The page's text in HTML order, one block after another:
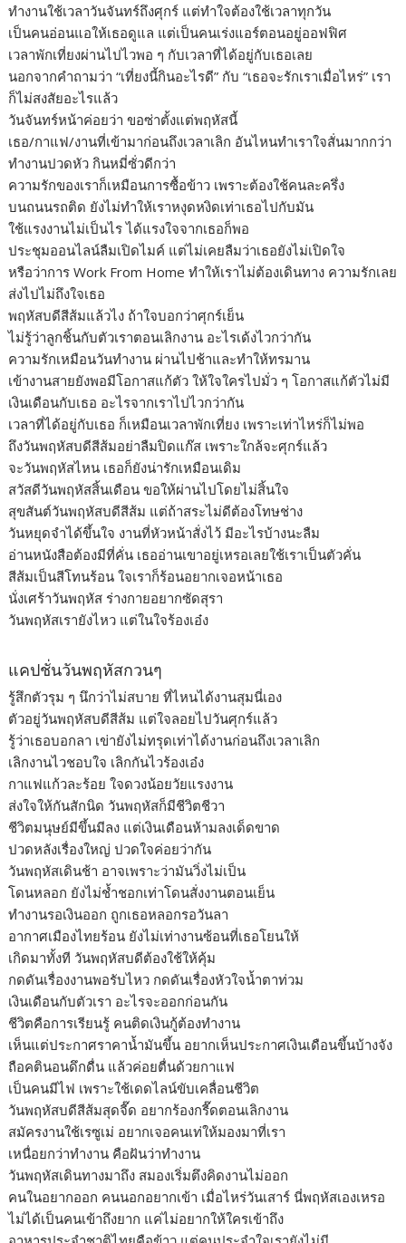
ทำงานใช้เวลาวันจันทร์ถึงศุกร์ แต่ทำใจต้องใช้เวลาทุกวัน
เป็นคนอ่อนแอให้เธอดูแล แต่เป็นคนเร่งแอร์ตอนอยู่ออฟฟิศ
เวลาพักเที่ยงผ่านไปไวพอ ๆ กับเวลาที่ได้อยู่กับเธอเลย
นอกจากคำถามว่า “เที่ยงนี้กินอะไรดี” กับ “เธอจะรักเราเมื่อไหร่” เรา
ก็ไม่สงสัยอะไรแล้ว
วันจันทร์หน้าค่อยว่า ขอซ่าตั้งแต่พฤหัสนี้
เธอ/กาแฟ/งานที่เข้ามาก่อนถึงเวลาเลิก อันไหนทำเราใจสั่นมากกว่า
ทำงานปวดหัว กินหมี่ซั่วดีกว่า
ความรักของเราก็เหมือนการซื้อข้าว เพราะต้องใช้คนละครึ่ง
บนถนนรถติด ยังไม่ทำให้เราหงุดหงิดเท่าเธอไปกับมัน
ใช้แรงงานไม่เป็นไร ได้แรงใจจากเธอก็พอ
ประชุมออนไลน์ลืมเปิดไมค์ แต่ไม่เคยลืมว่าเธอยังไม่เปิดใจ
หรือว่าการ Work From Home ทำให้เราไม่ต้องเดินทาง ความรักเลย
ส่งไปไม่ถึงใจเธอ
พฤหัสบดีสีส้มแล้วไง ถ้าใจบอกว่าศุกร์เย็น
ไม่รู้ว่าลูกชิ้นกับตัวเราตอนเลิกงาน อะไรเด้งไวกว่ากัน
ความรักเหมือนวันทำงาน ผ่านไปช้าและทำให้ทรมาน
เข้างานสายยังพอมีโอกาสแก้ตัว ให้ใจใครไปมั่ว ๆ โอกาสแก้ตัวไม่มี
เงินเดือนกับเธอ อะไรจากเราไปไวกว่ากัน
เวลาที่ได้อยู่กับเธอ ก็เหมือนเวลาพักเที่ยง เพราะเท่าไหร่ก็ไม่พอ
ถึงวันพฤหัสบดีสีส้มอย่าลืมปิดแก๊ส เพราะใกล้จะศุกร์แล้ว
จะวันพฤหัสไหน เธอก็ยังน่ารักเหมือนเดิม
สวัสดีวันพฤหัสสิ้นเดือน ขอให้ผ่านไปโดยไม่สิ้นใจ
สุขสันต์วันพฤหัสบดีสีส้ม แต่ถ้าสระไม่ดีต้องโทษช่าง
วันหยุดจำได้ขึ้นใจ งานที่หัวหน้าสั่งไว้ มีอะไรบ้างนะลืม
อ่านหนังสือต้องมีที่คั่น เธออ่านเขาอยู่เหรอเลยใช้เราเป็นตัวคั่น
สีส้มเป็นสีโทนร้อน ใจเราก็ร้อนอยากเจอหน้าเธอ
นั่งเศร้าวันพฤหัส ร่างกายอยากซัดสุรา
วันพฤหัสเรายังไหว แต่ในใจร้องเอ๋ง
แคปชั่นวันพฤหัสกวนๆ
รู้สึกตัวรุม ๆ นึกว่าไม่สบาย ที่ไหนได้งานสุมนี่เอง
ตัวอยู่วันพฤหัสบดีสีส้ม แต่ใจลอยไปวันศุกร์แล้ว
รู้ว่าเธอบอกลา เข่ายังไม่ทรุดเท่าได้งานก่อนถึงเวลาเลิก
เลิกงานไวชอบใจ เลิกกันไวร้องเอ๋ง
กาแฟแก้วละร้อย ใจดวงน้อยวัยแรงงาน
ส่งใจให้กันสักนิด วันพฤหัสก็มีชีวิตชีวา
ชีวิตมนุษย์มีขึ้นมีลง แต่เงินเดือนห้ามลงเด็ดขาด
ปวดหลังเรื่องใหญ่ ปวดใจค่อยว่ากัน
วันพฤหัสเดินช้า อาจเพราะว่ามันวิ่งไม่เป็น
โดนหลอก ยังไม่ช้ำชอกเท่าโดนสั่งงานตอนเย็น
ทำงานรอเงินออก ถูกเธอหลอกรอวันลา
อากาศเมืองไทยร้อน ยังไม่เท่างานซ้อนที่เธอโยนให้
เกิดมาทั้งที วันพฤหัสบดีต้องใช้ให้คุ้ม
กดดันเรื่องงานพอรับไหว กดดันเรื่องหัวใจน้ำตาท่วม
เงินเดือนกับตัวเรา อะไรจะออกก่อนกัน
ชีวิตคือการเรียนรู้ คนติดเงินกู้ต้องทำงาน
เห็นแต่ประกาศราคาน้ำมันขึ้น อยากเห็นประกาศเงินเดือนขึ้นบ้างจัง
ถือคตินอนดึกดื่น แล้วค่อยตื่นด้วยกาแฟ
เป็นคนมีไฟ เพราะใช้เดดไลน์ขับเคลื่อนชีวิต
วันพฤหัสบดีสีส้มสุดจี๊ด อยากร้องกรี๊ดตอนเลิกงาน
สมัครงานใช้เรซูเม่ อยากเจอคนเท่ให้มองมาที่เรา
เหนื่อยกว่าทำงาน คือฝันว่าทำงาน
วันพฤหัสเดินทางมาถึง สมองเริ่มตึงคิดงานไม่ออก
คนในอยากออก คนนอกอยากเข้า เมื่อไหร่วันเสาร์ นี่พฤหัสเองเหรอ
ไม่ได้เป็นคนเข้าถึงยาก แค่ไม่อยากให้ใครเข้าถึง